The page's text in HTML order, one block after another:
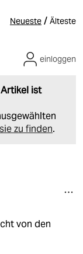
Neueste / Älteste
ist
zu finden.
einloggen
von den